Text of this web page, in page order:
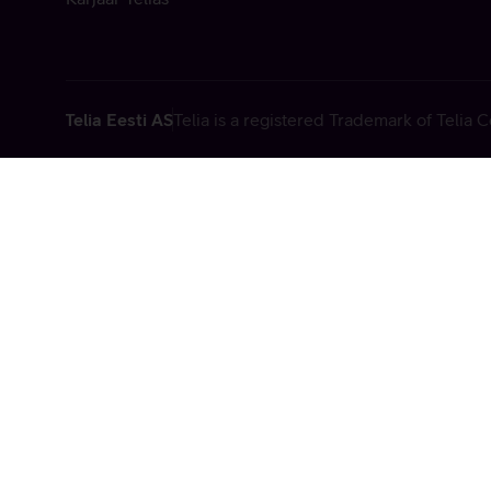
Telia Eesti ASTelia is a registered Trademark of Telia